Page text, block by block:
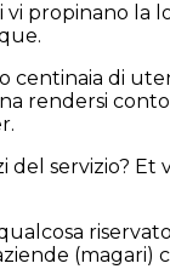
vi propinano la
centinaia di
rendersi
del servizio? Et
(magari)